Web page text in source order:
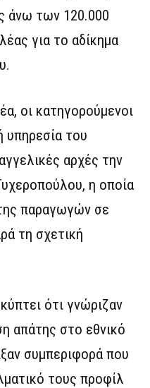
άνω των 120.000
για το αδίκημα
οι κατηγορούμενοι
υπηρεσία του
αρχές την
η οποία
παραγωγών σε
τη σχετική
ότι γνώριζαν
απάτης στο εθνικό
συμπεριφορά που
τους προφίλ